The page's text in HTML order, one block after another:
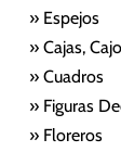
» Espejos
» Cajas,
» Cuadros
» Figuras
» Floreros